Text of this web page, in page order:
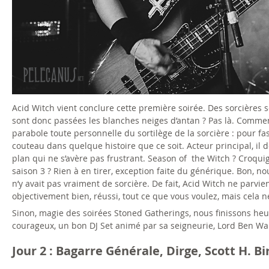
e
l
e
.
j
p
g
Acid Witch vient conclure cette première soirée. Des sorcières
sont donc passées les blanches neiges d’antan ? Pas là.
parabole toute personnelle du sortilège de la sorcière : pour
couteau dans quelque histoire que ce soit. Acteur principal, il
plan qui ne s’avère pas frustrant. Season of the Witch ?
saison 3 ? Rien à en tirer, exception faite du générique. Bon,
n’y avait pas vraiment de sorcière. De fait, Acid Witch ne
objectivement bien, réussi, tout ce que vous voulez, mais cela
Sinon, magie des soirées Stoned Gatherings, nous finissons
courageux, un bon DJ Set animé par sa seigneurie, Lord Ben
Jour 2 : Bagarre Générale, Dirge, Scott H.